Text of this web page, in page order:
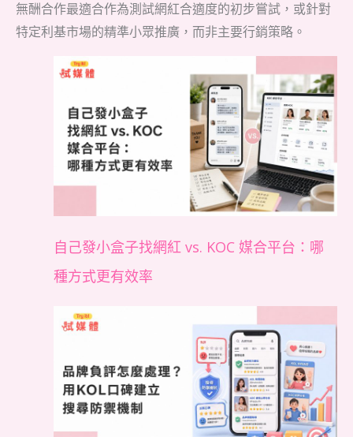
無酬合作最適合作為測試網紅合適度的初步嘗試，或針對
特定利基市場的精準小眾推廣，而非主要行銷策略。
自己發小盒子找網紅 vs. KOC 媒合平台：哪
種方式更有效率